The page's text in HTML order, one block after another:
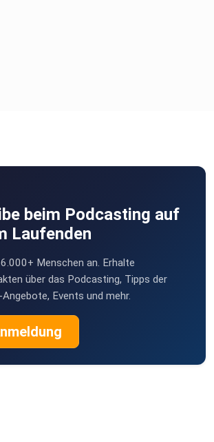
beim Podcasting auf
Laufenden
Menschen an. Erhalte
über das Podcasting, Tipps der
Events und mehr.